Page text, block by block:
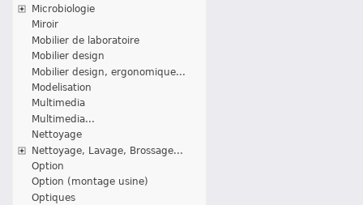
Microbiologie
Miroir
Mobilier de laboratoire
Mobilier design
Mobilier design, ergonomique...
Modelisation
Multimedia
Multimedia...
Nettoyage
Nettoyage, Lavage, Brossage...
Option
Option (montage usine)
Optiques